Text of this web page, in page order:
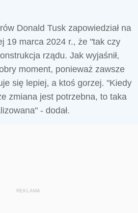
Donald Tusk zapowiedział na
19 marca 2024 r., że "tak czy
rządu. Jak wyjaśnił,
moment, ponieważ zawsze
się lepiej, a ktoś gorzej. "Kiedy
zmiana jest potrzebna, to taka
- dodał.
REKLAMA